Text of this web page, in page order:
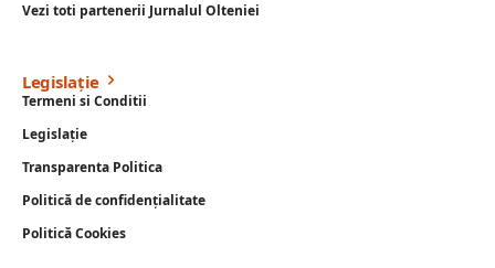
Vezi toti partenerii Jurnalul Olteniei
Legislație
Termeni si Conditii
Legislație
Transparenta Politica
Politică de confidențialitate
Politică Cookies